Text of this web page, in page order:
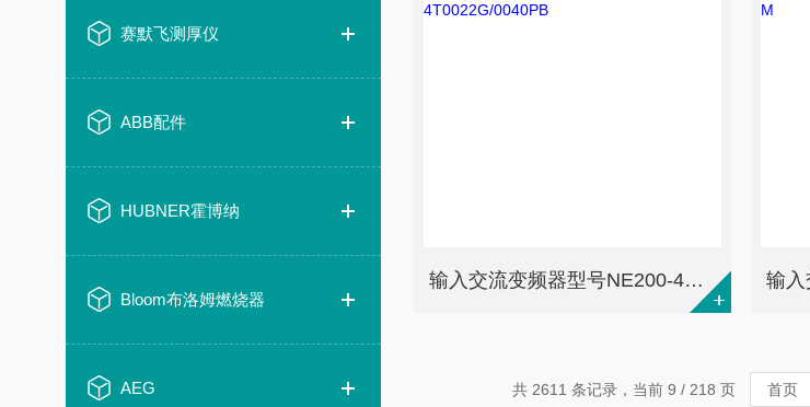
赛默飞测厚仪
ABB配件
HUBNER霍博纳
Bloom布洛姆燃烧器
AEG
输入交流变频器型号NE200-4T0022G/0040PB
共 2611 条记录，当前 9 / 218 页 首页